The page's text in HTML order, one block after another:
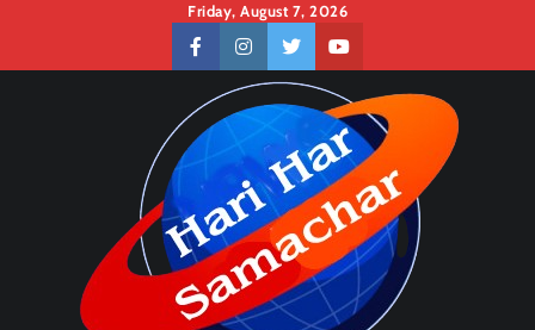
content
Friday, August 7, 2026
facebookinstagramtwitteryoutube